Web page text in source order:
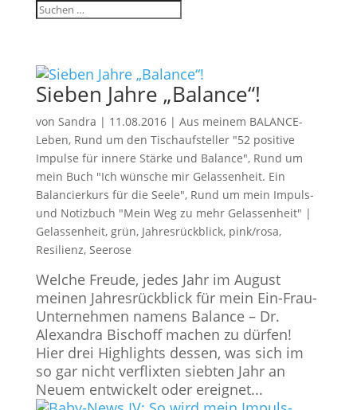
Sieben Jahre „Balance“!
von Sandra | 11.08.2016| Aus meinem BALANCE-
Leben, Rund um den Tischaufsteller "52 positive
Impulse für innere Stärke und Balance", Rund um
mein Buch "Ich wünsche mir Gelassenheit. Ein
Balancierkurs für die Seele", Rund um mein Impuls-
und Notizbuch "Mein Weg zu mehr Gelassenheit" |
Gelassenheit, grün, Jahresrückblick, pink/rosa,
Resilienz, Seerose
Welche Freude, jedes Jahr im August
meinen Jahresrückblick für mein Ein-Frau-
Unternehmen namens Balance – Dr.
Alexandra Bischoff machen zu dürfen!
Hier drei Highlights dessen, was sich im
so gar nicht verflixten siebten Jahr an
Neuem entwickelt oder ereignet...